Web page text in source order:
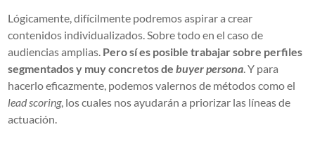
Lógicamente, difícilmente podremos aspirar a crear
contenidos individualizados. Sobre todo en el caso de
audiencias amplias. Pero sí es posible trabajar sobre perfiles
segmentados y muy concretos debuyer persona . Y para
hacerlo eficazmente, podemos valernos de métodos como el
lead scoring, los cuales nos ayudarán a priorizar las líneas de
actuación.